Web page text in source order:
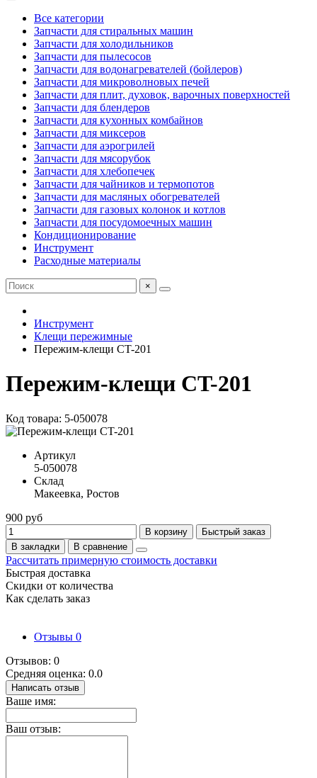
Все категории
Запчасти для стиральных машин
Запчасти для холодильников
Запчасти для пылесосов
Запчасти для водонагревателей (бойлеров)
Запчасти для микроволновых печей
Запчасти для плит, духовок, варочных поверхностей
Запчасти для блендеров
Запчасти для кухонных комбайнов
Запчасти для миксеров
Запчасти для аэрогрилей
Запчасти для мясорубок
Запчасти для хлебопечек
Запчасти для чайников и термопотов
Запчасти для масляных обогревателей
Запчасти для газовых колонок и котлов
Запчасти для посудомоечных машин
Кондиционирование
Инструмент
Расходные материалы
×
Инструмент
Клещи пережимные
Пережим-клещи CT-201
Пережим-клещи CT-201
Код товара: 5-050078
Артикул
5-050078
Склад
Макеевка, Ростов
900 руб
В корзину
Быстрый заказ
В закладки
В сравнение
Рассчитать примерную стоимость доставки
Быстрая доставка
Скидки от количества
Как сделать заказ
Отзывы 0
Отзывов: 0
Средняя оценка: 0.0
Написать отзыв
Ваше имя:
Ваш отзыв: